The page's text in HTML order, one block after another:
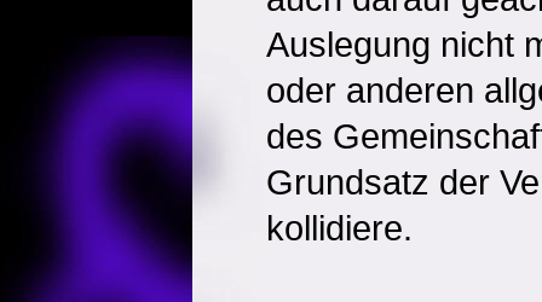
Auslegung nicht
oder anderen
des
Grundsatz der
kollidiere.